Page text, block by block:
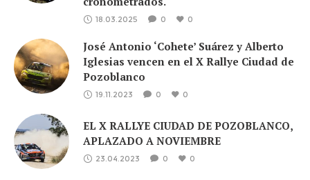
18.03.2025 0 0
José Antonio ‘Cohete’ Suárez y Alberto
Iglesias vencen en el X Rallye Ciudad de
Pozoblanco
19.11.2023 0 0
EL X RALLYE CIUDAD DE POZOBLANCO,
APLAZADO A NOVIEMBRE
23.04.2023 0 0